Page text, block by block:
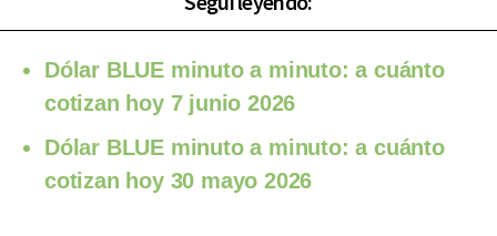
Dólar BLUE minuto a minuto: a cuánto
cotizan hoy 7 junio 2026
Dólar BLUE minuto a minuto: a cuánto
cotizan hoy 30 mayo 2026